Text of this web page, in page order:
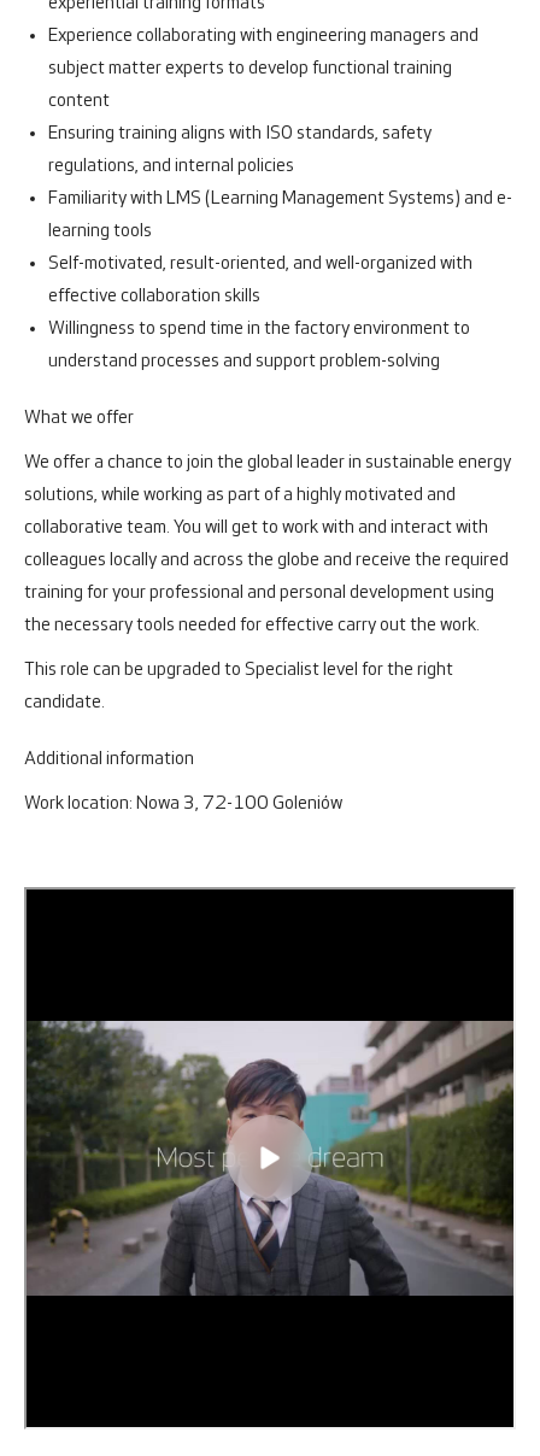
Experience collaborating with engineering managers and
subject matter experts to develop functional training
content
Ensuring training aligns with ISO standards, safety
regulations, and internal policies
Familiarity with LMS (Learning Management Systems) and e-
learning tools
Self-motivated, result-oriented, and well-organized with
effective collaboration skills
Willingness to spend time in the factory environment to
understand processes and support problem-solving
What we offer
We offer a chance to join the global leader in sustainable energy
solutions, while working as part of a highly motivated and
collaborative team. You will get to work with and interact with
colleagues locally and across the globe and receive the required
training for your professional and personal development using
the necessary tools needed for effective carry out the work.
This role can be upgraded to Specialist level for the right
candidate.
Additional information
Work location: Nowa 3, 72-100 Goleniów